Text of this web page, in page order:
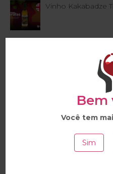
Bem
Você tem
Sim
Vinho Kakabadze